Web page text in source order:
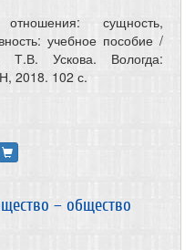
сущность,
учебное пособие /
Т.В. Ускова. Вологда:
2018. 102 с.
– общество